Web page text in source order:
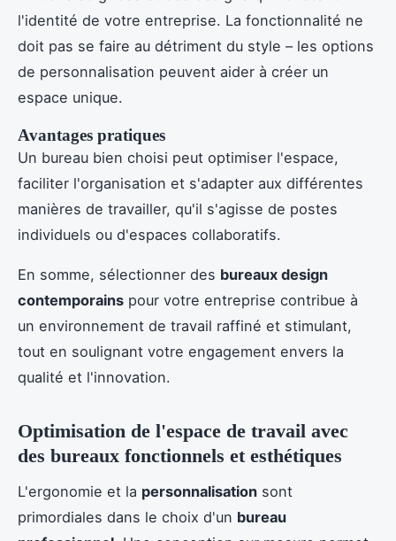
l'identité de votre entreprise. La fonctionnalité ne
doit pas se faire au détriment du style – les options
de personnalisation peuvent aider à créer un
espace unique.
Avantages pratiques
Un bureau bien choisi peut optimiser l'espace,
faciliter l'organisation et s'adapter aux différentes
manières de travailler, qu'il s'agisse de postes
individuels ou d'espaces collaboratifs.
En somme, sélectionner des bureaux design
contemporains pour votre entreprise contribue à
un environnement de travail raffiné et stimulant,
tout en soulignant votre engagement envers la
qualité et l'innovation.
Optimisation de l'espace de travail avec
des bureaux fonctionnels et esthétiques
L'ergonomie et la personnalisation sont
primordiales dans le choix d'un bureau